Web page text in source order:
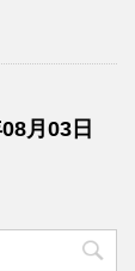
月03日